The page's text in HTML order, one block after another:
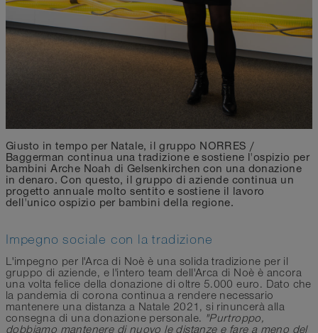
Giusto in tempo per Natale, il gruppo NORRES /
Baggerman continua una tradizione e sostiene l'ospizio per
bambini Arche Noah di Gelsenkirchen con una donazione
in denaro. Con questo, il gruppo di aziende continua un
progetto annuale molto sentito e sostiene il lavoro
dell'unico ospizio per bambini della regione.
Impegno sociale con la tradizione
L'impegno per l'Arca di Noè è una solida tradizione per il
gruppo di aziende, e l'intero team dell'Arca di Noè è ancora
una volta felice della donazione di oltre 5.000 euro. Dato che
la pandemia di corona continua a rendere necessario
mantenere una distanza a Natale 2021, si rinuncerà alla
consegna di una donazione personale. "Purtroppo,
dobbiamo mantenere di nuovo le distanze e fare a meno del